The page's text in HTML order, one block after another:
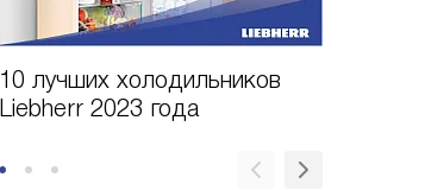
10 лучших холодильников
Liebherr 2023 года